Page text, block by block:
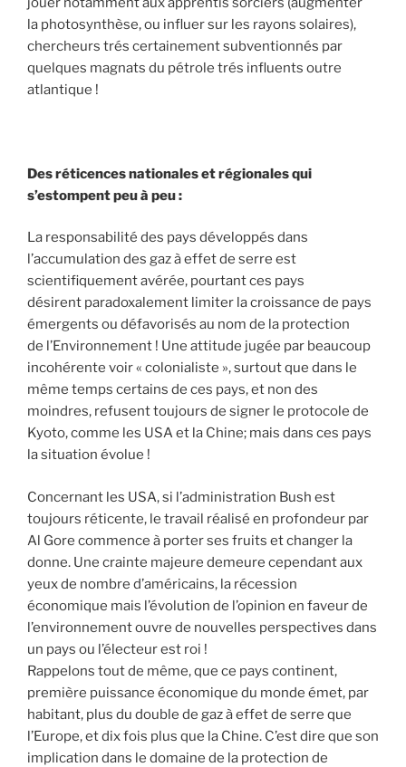
la photosynthèse, ou influer sur les rayons solaires),
chercheurs trés certainement subventionnés par
quelques magnats du pétrole trés influents outre
atlantique !
Des réticences nationales et régionales qui
s’estompent peu à peu :
La responsabilité des pays développés dans
l’accumulation des gaz à effet de serre est
scientifiquement avérée, pourtant ces pays
désirent paradoxalement limiter la croissance de pays
émergents ou défavorisés au nom de la protection
de l’Environnement ! Une attitude jugée par beaucoup
incohérente voir « colonialiste », surtout que dans le
même temps certains de ces pays, et non des
moindres, refusent toujours de signer le protocole de
Kyoto, comme les USA et la Chine; mais dans ces pays
la situation évolue !
Concernant les USA, si l’administration Bush est
toujours réticente, le travail réalisé en profondeur par
Al Gore commence à porter ses fruits et changer la
donne. Une crainte majeure demeure cependant aux
yeux de nombre d’américains, la récession
économique mais l’évolution de l’opinion en faveur de
l’environnement ouvre de nouvelles perspectives dans
un pays ou l’électeur est roi !
Rappelons tout de même, que ce pays continent,
première puissance économique du monde émet, par
habitant, plus du double de gaz à effet de serre que
l’Europe, et dix fois plus que la Chine. C’est dire que son
implication dans le domaine de la protection de